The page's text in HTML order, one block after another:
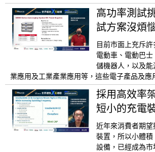
高功率測試
試方案沒煩
目前市面上充斥
電動車、電動巴
儲機器人，以及
業應用及工業產業應用等，這些電子產品及應
採用高效率
短小的充電
近年來消費者期
裝置，所以小體
設備，已經成為